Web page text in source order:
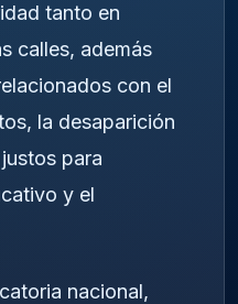
tanto en
calles, además
con el
la desaparición
para
y el
nacional,